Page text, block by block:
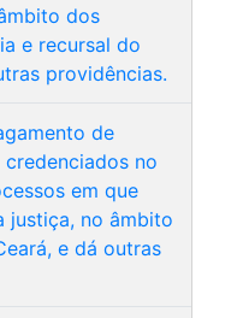
dos
e recursal do
providências.
de
no
em que
justiça, no âmbito
e dá outras